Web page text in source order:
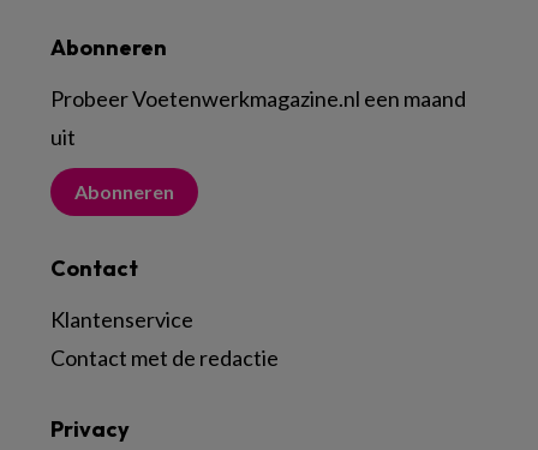
Abonneren
Probeer Voetenwerkmagazine.nl een maand
uit
Abonneren
Contact
Klantenservice
Contact met de redactie
Privacy